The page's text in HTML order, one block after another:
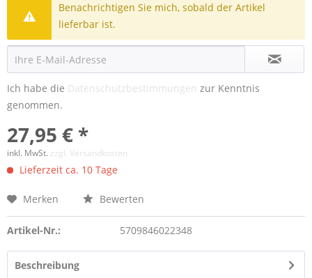
Benachrichtigen Sie mich, sobald der Artikel
lieferbar ist.
Ich habe die Datenschutzbestimmungen zur Kenntnis
genommen.
27,95 € *
inkl. MwSt. zzgl. Versandkosten
Lieferzeit ca. 10 Tage
Merken Bewerten
Artikel-Nr.: 5709846022348
Beschreibung